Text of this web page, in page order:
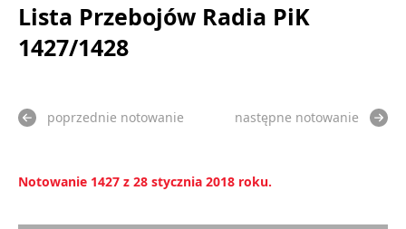
Lista Przebojów Radia PiK
1427/1428
poprzednie notowanie następne notowanie
Notowanie 1427 z 28 stycznia 2018 roku.